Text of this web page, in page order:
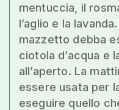
mentuccia, il
l’aglio e la
mazzetto debba
ciotola d’acqua e
all’aperto. La
essere usata per
eseguire quello